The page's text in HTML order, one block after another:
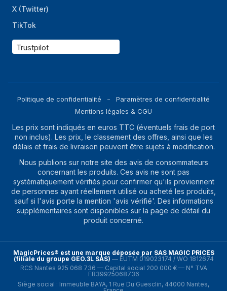
X (Twitter)
TikTok
Trustpilot
Politique de confidentialité
Paramètres de confidentialité
Mentions légales & CGU
Les prix sont indiqués en euros TTC (éventuels frais de port
non inclus). Les prix, le classement des offres, ainsi que les
délais et frais de livraison peuvent être sujets à modification.
Nous publions sur notre site des avis de consommateurs
concernant les produits. Ces avis ne sont pas
systématiquement vérifiés pour confirmer qu'ils proviennent
de personnes ayant réellement utilisé ou acheté les produits,
sauf si l'avis porte la mention 'avis vérifié'. Des informations
supplémentaires sont disponibles sur la page de détail du
produit concerné.
MagicPrices® est une marque déposée par SAS MAGIC PRICES
(filiale du groupe GEO.3L SAS) — EUTM 019023174 / WO 1812674
RCS Nantes 925 068 736 — Capital social 200 000 € — N° TVA
FR39925068736
Siège social : Immeuble BAYA, 1 Rue Du Guesclin, 44000 Nantes,